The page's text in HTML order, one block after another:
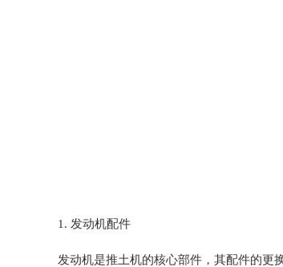
1. 发动机配件
发动机是推土机的核心部件，其配件的更